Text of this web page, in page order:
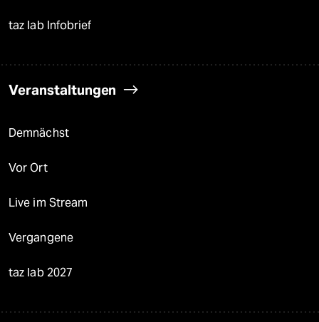
taz lab Infobrief
Veranstaltungen
Demnächst
Vor Ort
Live im Stream
Vergangene
taz lab 2027